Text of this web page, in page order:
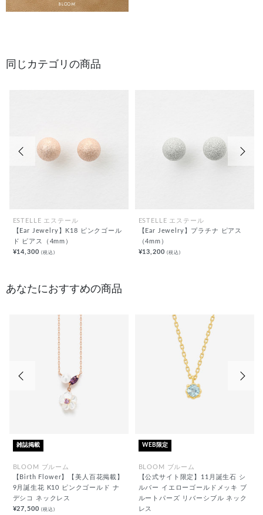
同じカテゴリの商品
ESTELLE エステール
【Ear Jewelry】K18 ピンクゴール
ド ピアス（4mm）
¥14,300(税込)
ESTELLE エステール
【Ear Jewelry】プラチナ ピアス
（4mm）
¥13,200(税込)
前の画像
あなたにおすすめの商品
雑誌掲載
BLOOM ブルーム
【Birth Flower】【美人百花掲載】
9月誕生花 K10 ピンクゴールド ナ
デシコ ネックレス
¥27,500(税込)
WEB限定
BLOOM ブルーム
【公式サイト限定】11月誕生石 シ
ルバー イエローゴールドメッキ ブ
ルートパーズ リバーシブル ネック
レス